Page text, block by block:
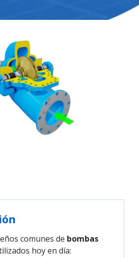
comunes de bombas
hoy en día: